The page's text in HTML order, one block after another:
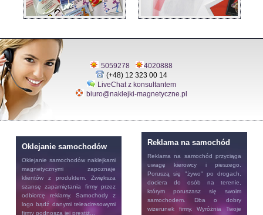
5059278
4020888
(+48) 12 323 00 14
LiveChat z konsultantem
biuro@naklejki-magnetyczne.pl
Oklejanie samochodów
Oklejanie samochodów naklejkami
magnetycznymi zapoznaje
klientów z produktem. Zwiększa
szansę zapamiętania firmy przez
odbiorcę reklamy. Samochody z
logo bądź danymi teleadresowymi
firmy podnoszą jej prestiż...
Reklama na samochód
Reklama na samochód przyciąga
uwagę kierowcy i pieszego.
Poruszą się "żywo" po drogach,
dociera do osób na terenie,
którym poruszasz się swoim
samochodem. Dba o dobry
wizerunek firmy. Wyróżnia Twoje